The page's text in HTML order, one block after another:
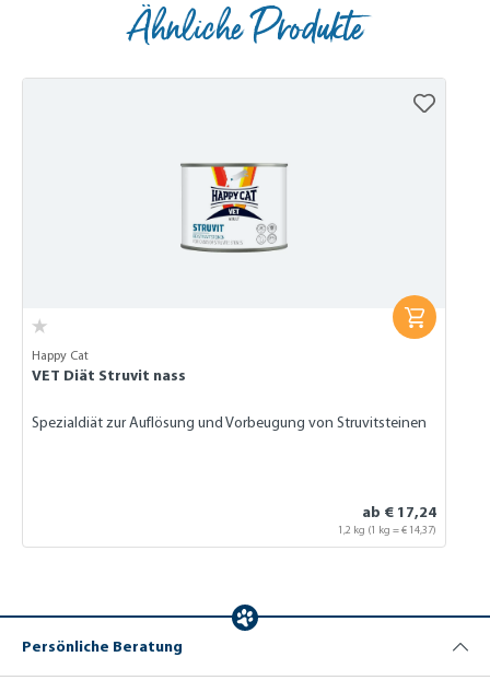
Ähnliche Produkte
Happy Cat
VET Diät Struvit nass
Spezialdiät zur Auflösung und Vorbeugung von Struvitsteinen
ab € 17,24
1,2 kg (1 kg = € 14,37)
Persönliche Beratung